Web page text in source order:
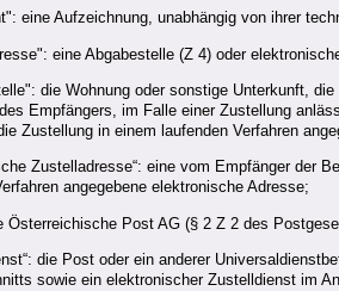
eine Aufzeichnung, unabhängig von ihrer
eine Abgabestelle (Z 4) oder
die Wohnung oder sonstige Unterkunft,
Empfängers, im Falle einer Zustellung
Zustellung in einem laufenden Verfahren
Zustelladresse“: eine vom Empfänger der
angegebene elektronische Adresse;
Österreichische Post AG (§ 2 Z 2 des
die Post oder ein anderer
sowie ein elektronischer Zustelldienst im